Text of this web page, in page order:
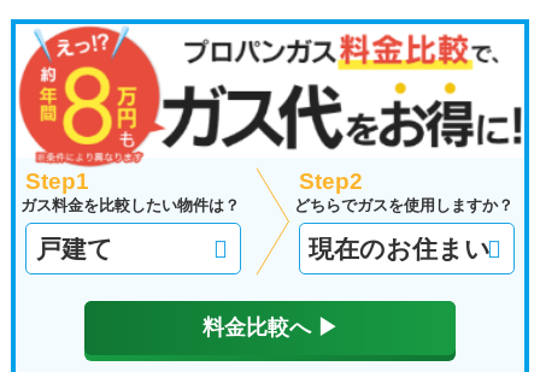
Step1
ガス料金を比較したい物件は？
Step2
どちらでガスを使用しますか？
料金比較へ ▶